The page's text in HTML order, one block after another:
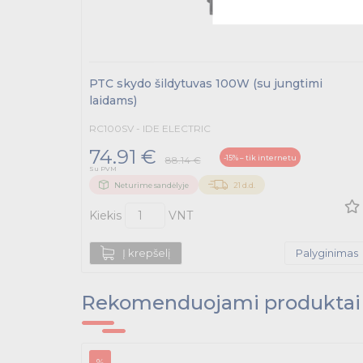
PTC skydo šildytuvas 100W (su jungtimi
laidams)
RC100SV - IDE ELECTRIC
74.91 € 88.14 € -15% – tik internetu
Su PVM
Neturime sandėlyje 21 d.d.
Kiekis VNT
Į krepšelį Palyginimas
Rekomenduojami produktai